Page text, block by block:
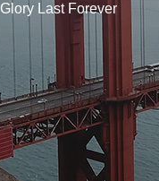
Glory Last Forever